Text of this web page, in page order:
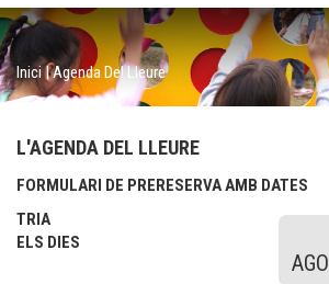
Inici|Agenda Del Lleure
L'AGENDA DEL LLEURE
FORMULARI DE PRERESERVA AMB DATES
TRIA
ELS DIES
AGO